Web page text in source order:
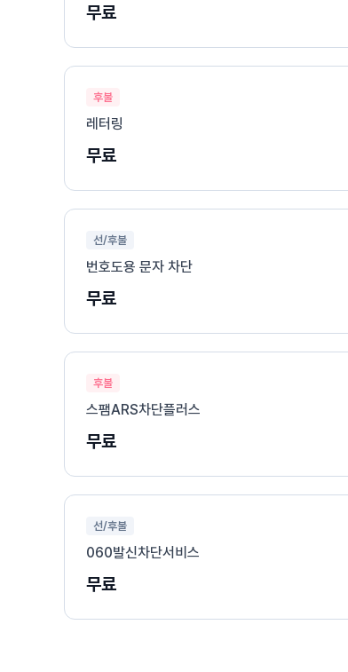
무료
후불
레터링
무료
선/후불
번호도용 문자 차단
무료
후불
스팸ARS차단플러스
무료
선/후불
060발신차단서비스
무료